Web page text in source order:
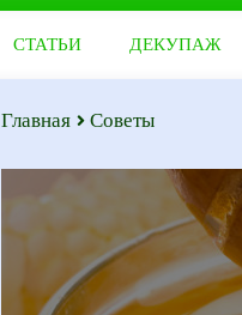
СТАТЬИ ДЕКУПАЖ
Главная Советы